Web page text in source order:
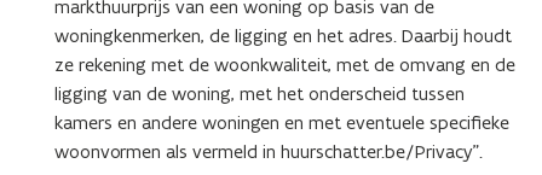
markthuurprijs van een woning op basis van de
woningkenmerken, de ligging en het adres. Daarbij houdt
ze rekening met de woonkwaliteit, met de omvang en de
ligging van de woning, met het onderscheid tussen
kamers en andere woningen en met eventuele specifieke
woonvormen als vermeld in huurschatter.be/Privacy”.